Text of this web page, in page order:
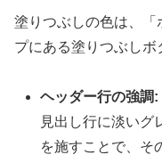
塗りつぶしの色は、
プにある塗りつぶしボ
ヘッダー行の強調:
見出し行に淡いグ
を施すことで、そ